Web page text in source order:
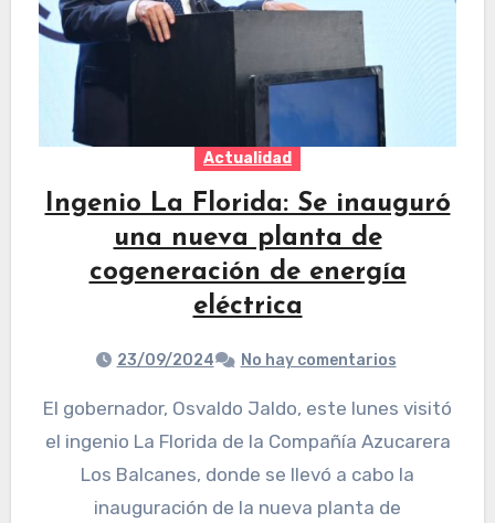
Actualidad
Ingenio La Florida: Se inauguró
una nueva planta de
cogeneración de energía
eléctrica
23/09/2024 No hay comentarios
El gobernador, Osvaldo Jaldo, este lunes visitó
el ingenio La Florida de la Compañía Azucarera
Los Balcanes, donde se llevó a cabo la
inauguración de la nueva planta de